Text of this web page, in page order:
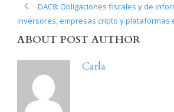
DAC8: Obligaciones fiscales y de
inversores, empresas cripto y plataformas
ABOUT POST AUTHOR
Carla